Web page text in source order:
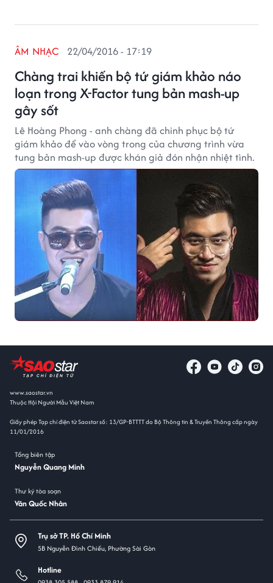
Chàng trai khiến bộ tứ giám khảo náo
loạn trong X-Factor tung bản mash-up
gây sốt
ÂM NHẠC 22/04/2016 - 17:19
Lê Hoàng Phong - anh chàng đã chinh phục bộ tứ
giám khảo để vào vòng trong của chương trình vừa
tung bản mash-up được khán giả đón nhận nhiệt tình.
www.saostar.vn
Thuộc Hội Người Mẫu Việt Nam
Giấy phép Tạp chí điện tử Saostar số: 13/GP-BTTTT do Bộ Thông tin & Truyền Thông cấp ngày
11/01/2016
Tổng biên tập
Nguyễn Quang Minh
Thư ký tòa soạn
Văn Quốc Nhân
Trụ sở TP. Hồ Chí Minh
5B Nguyễn Đình Chiểu, Phường Sài Gòn
Hotline